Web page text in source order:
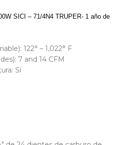
SICI – 71/4N4 TRUPER- 1 año de
122° – 1,022° F
7 and 14 CFM
Sí